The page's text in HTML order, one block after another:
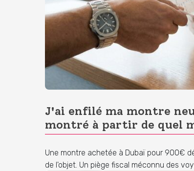
J'ai enfilé ma montre
montré à partir de quel
Une montre achetée à Dubaï pour 900€
de l'objet. Un piège fiscal méconnu des